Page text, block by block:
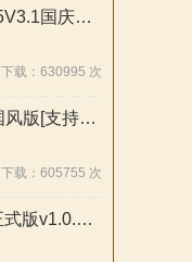
东亚王朝1645V3.1国庆版[支持1.2.12][整合版]
下载：630995 次
混搭武器包-国风版[支持1.3x-1.2x][原创]
下载：605755 次
军火商[支持正式版v1.0.1][原创]